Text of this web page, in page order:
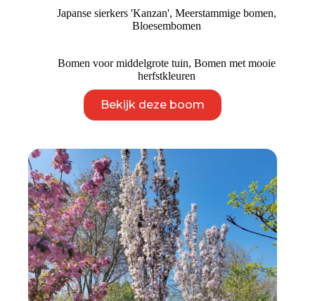
tot
€ 2.495
Japanse sierkers 'Kanzan',Meerstammige bomen,
Bloesembomen
Bomen voor middelgrote tuin,Bomen met mooie
herfstkleuren
Bekijk deze boom
product
heeft
Deze
optie
kan
gekozen
worden
op
de
productpagina